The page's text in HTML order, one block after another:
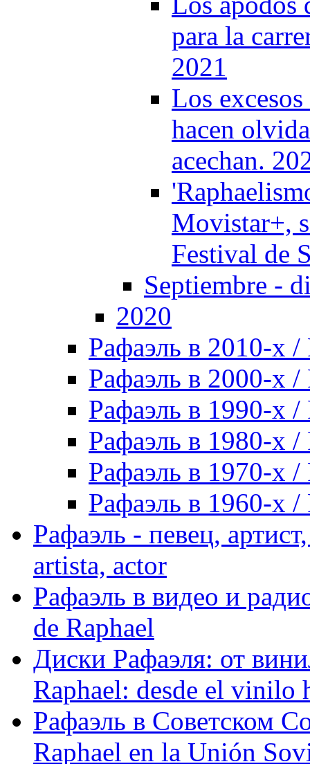
para la
2021
Los
hacen
acechan.
Movistar+,
Festival de
Septiembre -
2020
Рафаэль в 2010-х /
Рафаэль в 2000-х /
Рафаэль в 1990-х /
Рафаэль в 1980-х /
Рафаэль в 1970-х /
Рафаэль в 1960-х /
Рафаэль - певец,
artista, actor
Рафаэль в видео и
de Raphael
Диски Рафаэля: от
Raphael: desde el vinilo
Рафаэль в Советском
Raphael en la Unión